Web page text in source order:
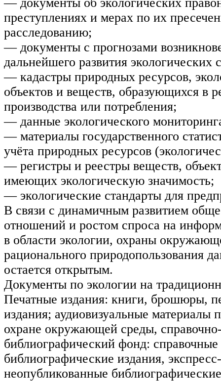
преступлениях и мерах по их
расследованию;
— документы с прогнозами
дальнейшего развития экологических
— кадастры природных ресурсов,
объектов и веществ, образующихся в
производства или потребления;
— данные экологического
— материалы государственного
учёта природных ресурсов
— регистры и реестры веществ,
имеющих экологическую значимость;
— экологические стандарты для
В связи с динамичным развитием
отношений и ростом спроса на
в области экологии, охраны
рационального природопользования
остается открытым.
Документы по экологии на
Печатные издания: книги, брошюры,
издания; аудиовизуальные материалы
охране окружающей среды,
библиографический фонд:
библиографические издания,
неопубликованные